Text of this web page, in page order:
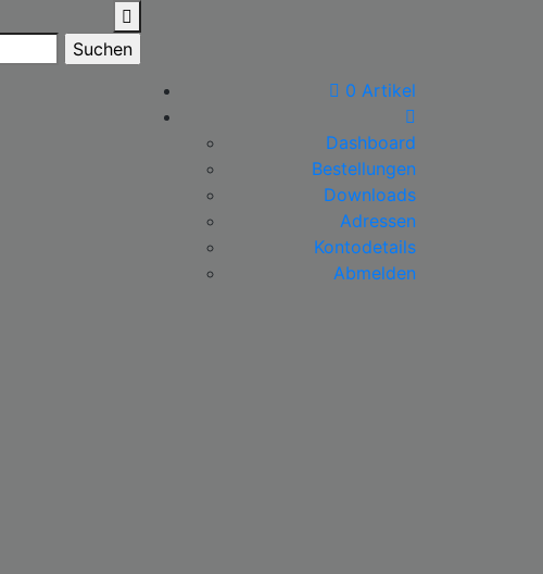
0 Artikel
Dashboard
Bestellungen
Downloads
Adressen
Kontodetails
Abmelden